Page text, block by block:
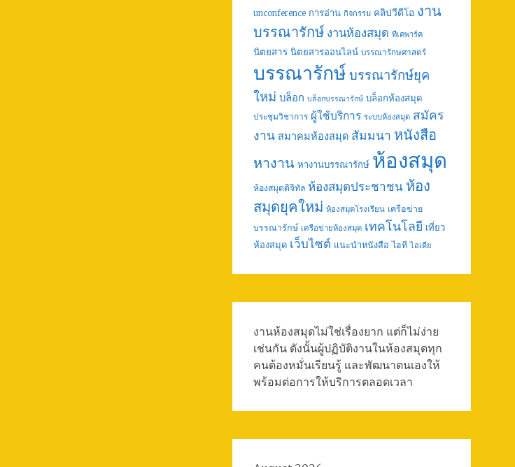
unconference การอ่าน กิจกรรม คลิปวีดีโอ งาน
บรรณารักษ์ งานห้องสมุด ทีเคพาร์ค
นิตยสาร นิตยสารออนไลน์ บรรณารักษศาสตร์
บรรณารักษ์ บรรณารักษ์ยุค
ใหม่ บล็อก บล็อกบรรณารักษ์ บล็อกห้องสมุด
ประชุมวิชาการ ผู้ใช้บริการ ระบบห้องสมุด สมัคร
งาน สมาคมห้องสมุด สัมมนา หนังสือ
หางาน หางานบรรณารักษ์ ห้องสมุด
ห้องสมุดดิจิทัล ห้องสมุดประชาชน ห้อง
สมุดยุคใหม่ ห้องสมุดโรงเรียน เครือข่าย
บรรณารักษ์ เครือข่ายห้องสมุด เทคโนโลยี เที่ยว
ห้องสมุด เว็บไซต์ แนะนำหนังสือ ไอที ไอเดีย
งานห้องสมุดไม่ใช่เรื่องยาก แต่ก็ไม่ง่าย
เช่นกัน ดังนั้นผู้ปฏิบัติงานในห้องสมุดทุก
คนต้องหมั่นเรียนรู้ และพัฒนาตนเองให้
พร้อมต่อการให้บริการตลอดเวลา